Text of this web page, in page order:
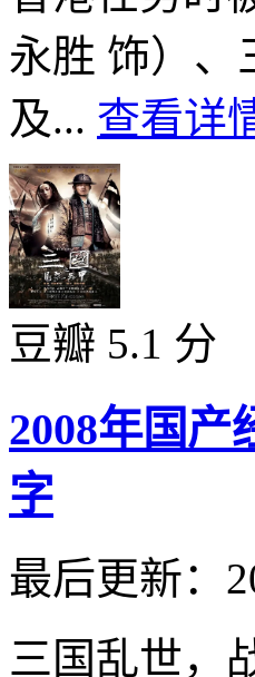
永胜 饰）、
及... 查看详
豆瓣 5.1 分
2008年国产
字
最后更新：
三国乱世，